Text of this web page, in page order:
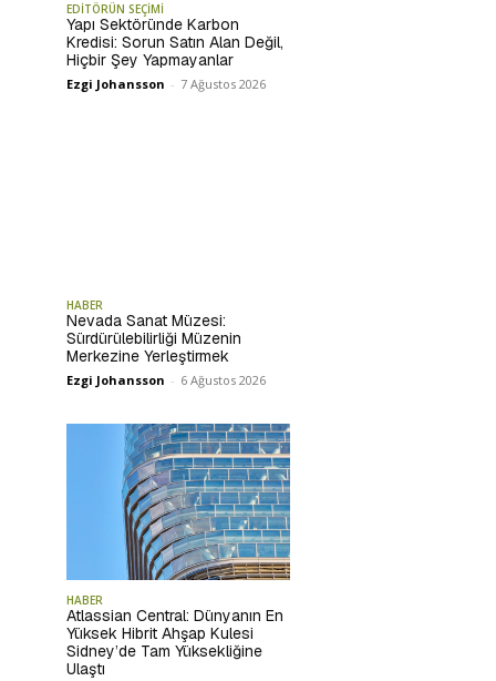
EDİTÖRÜN SEÇİMİ
Yapı Sektöründe Karbon
Kredisi: Sorun Satın Alan Değil,
Hiçbir Şey Yapmayanlar
Ezgi Johansson - 7 Ağustos 2026
HABER
Nevada Sanat Müzesi:
Sürdürülebilirliği Müzenin
Merkezine Yerleştirmek
Ezgi Johansson - 6 Ağustos 2026
HABER
Atlassian Central: Dünyanın En
Yüksek Hibrit Ahşap Kulesi
Sidney’de Tam Yüksekliğine
Ulaştı